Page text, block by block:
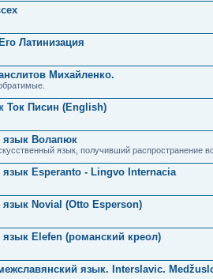
Латинизация
Михайленко.
Ток Писин (English)
Волапюк
язык, получивший распространение
Esperanto - Lingvo Internacia
Novial (Otto Esperson)
Elefen (романский креол)
язык. Interslavic.